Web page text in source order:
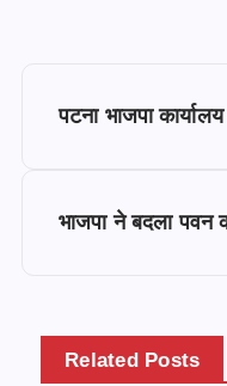
पटना भाजपा
भाजपा ने बदला पवन
Related Posts